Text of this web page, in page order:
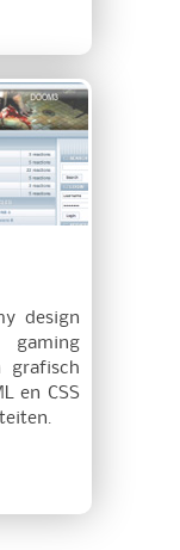
design
grafisch
en CSS